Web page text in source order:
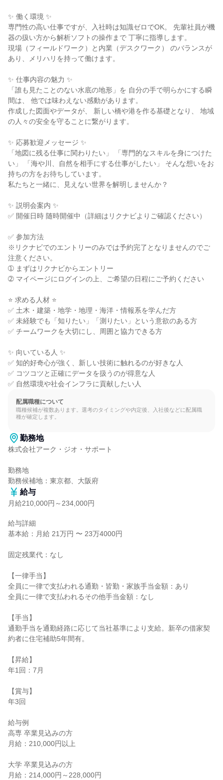
✨ 働く環境 ✨
専門性の高い仕事ですが、入社時は知識ゼロでOK。 先輩社員が機
器の扱い方から解析ソフトの操作まで 丁寧に指導します。
現場（フィールドワーク）と内業（デスクワーク） のバランスが
あり、メリハリを持って働けます。
✨ 仕事内容の魅力 ✨
「誰も見たことのない水底の地形」を 自分の手で明らかにする瞬
間は、 他では味わえない感動があります。
作成した図面やデータが、 新しい橋や港を作る基礎となり、 地域
の人々の安全を守ることに繋がります。
✨ 応募歓迎メッセージ ✨
「地図に残る仕事に関わりたい」 「専門的なスキルを身につけた
い」 「海や川、自然を相手にする仕事がしたい」 そんな想いをお
持ちの方をお待ちしています。
私たちと一緒に、見えない世界を解明しませんか？
✨ 説明会案内 ✨
✅ 開催日時 随時開催中（詳細はリクナビよりご確認ください）
✅ 参加方法
※リクナビでのエントリーのみでは予約完了となりませんのでご
注意ください。
➀ まずはリクナビからエントリー
➁ マイページにログインの上、ご希望の日程にご予約ください
⭐ 求める人材 ⭐
✅ 土木・建築・地学・地理・海洋・情報系を学んだ方
✅ 未経験でも「知りたい」「測りたい」という意欲のある方
✅ チームワークを大切にし、周囲と協力できる方
✨ 向いている人 ✨
✅ 知的好奇心が強く、新しい技術に触れるのが好きな人
✅ コツコツと正確にデータを扱うのが得意な人
✅ 自然環境や社会インフラに貢献したい人
配属職種について
職種候補が複数あります。選考のタイミングや内定後、入社後などに配属職
種が確定します。
勤務地
株式会社アーク・ジオ・サポート
勤務地
勤務候補地：東京都、大阪府
給与
月給210,000円～234,000円
給与詳細
基本給：月給 21万円 〜 23万4000円
固定残業代：なし
【一律手当】
全員に一律で支払われる通勤・皆勤・家族手当金額：あり
全員に一律で支払われるその他手当金額：なし
【手当】
通勤手当を通勤経路に応じて当社基準により支給。新卒の借家契
約者に住宅補助5年間有。
【昇給】
年1回：7月
【賞与】
年3回
給与例
高専 卒業見込みの方
月給：210,000円以上
大学 卒業見込みの方
月給：214,000円～228,000円